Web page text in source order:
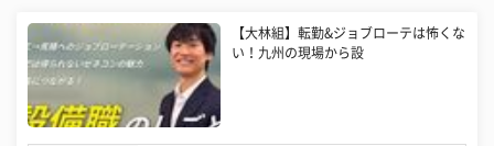
【大林組】転勤&ジョブローテは怖くな
い！九州の現場から設